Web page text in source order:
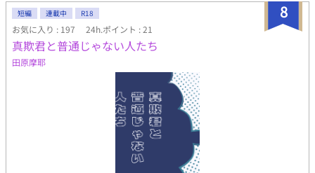
8
短編 連載中 R18
お気に入り : 197 24h.ポイント : 21
真欺君と普通じゃない人たち
田原摩耶